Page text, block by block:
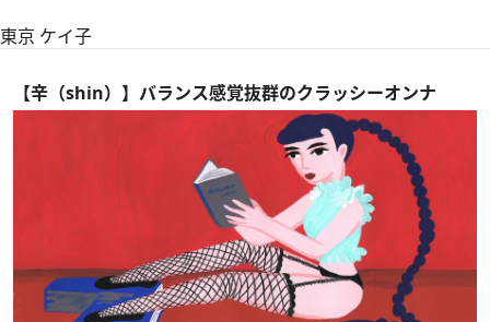
東京 ケイ子
【辛（shin）】バランス感覚抜群のクラッシーオンナ